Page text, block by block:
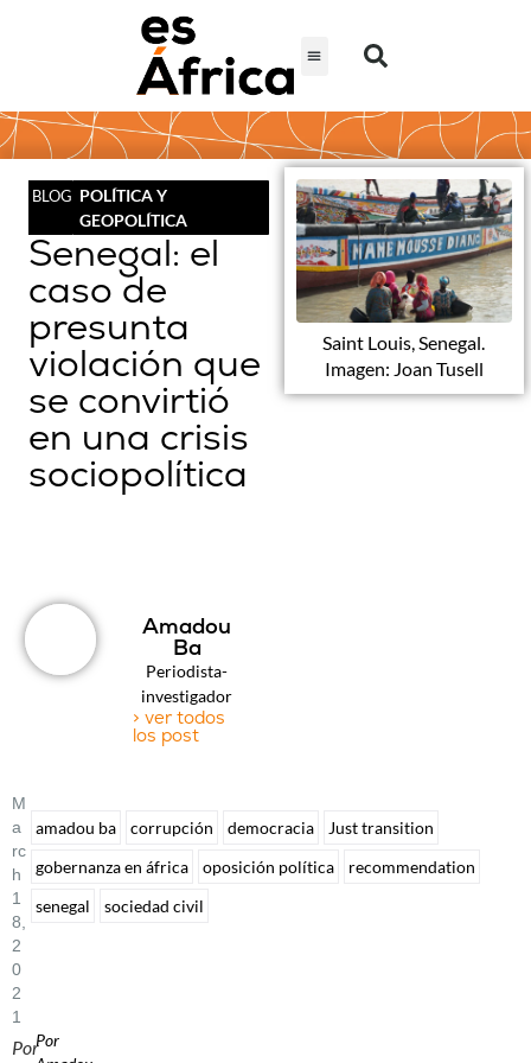
BLOG POLÍTICA Y
GEOPOLÍTICA
Senegal: el
caso de
presunta
violación que
se convirtió
en una crisis
sociopolítica
Saint Louis, Senegal.
Imagen: Joan Tusell
Amadou
Ba
Periodista-
investigador
> ver todos
los post
M
A
Rc
H
1
8,
2
0
2
1
PorPor
amadou ba corrupción democracia
Just transition
gobernanza en áfrica
oposición política
recommendation
senegal
sociedad civil